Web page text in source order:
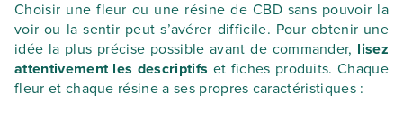
Choisir une fleur ou une résine de CBD sans pouvoir la
voir ou la sentir peut s’avérer difficile. Pour obtenir une
idée la plus précise possible avant de commander, lisez
attentivement les descriptifs et fiches produits. Chaque
fleur et chaque résine a ses propres caractéristiques :